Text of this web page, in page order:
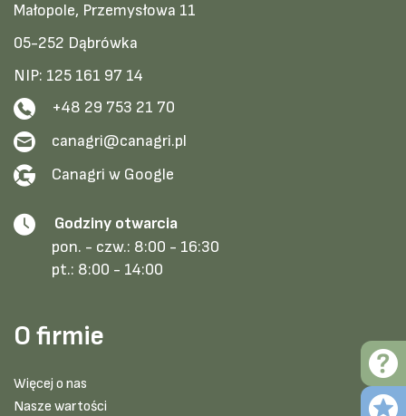
Małopole, Przemysłowa 11
05-252 Dąbrówka
NIP: 125 161 97 14
+48 29 753 21 70
canagri@canagri.pl
Canagri w Google
Godziny otwarcia
pon. - czw.: 8:00 - 16:30
pt.: 8:00 - 14:00
O firmie
Więcej o nas
Nasze wartości